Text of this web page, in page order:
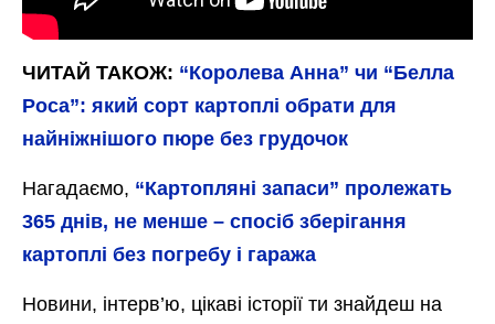
ЧИТАЙ ТАКОЖ: “Королева Анна” чи “Белла
Роса”: який сорт картоплі обрати для
найніжнішого пюре без грудочок
Нагадаємо, “Картопляні запаси” пролежать
365 днів, не менше – спосіб зберігання
картоплі без погребу і гаража
Новини, інтерв’ю, цікаві історії ти знайдеш на